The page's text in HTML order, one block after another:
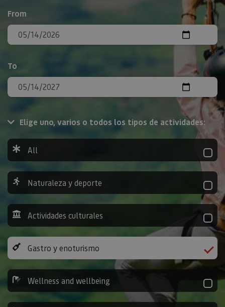
From
To
Elige uno, varios o todos los tipos de actividades:
All
Naturaleza y deporte
Actividades culturales
Gastro y enoturismo
Wellness and wellbeing